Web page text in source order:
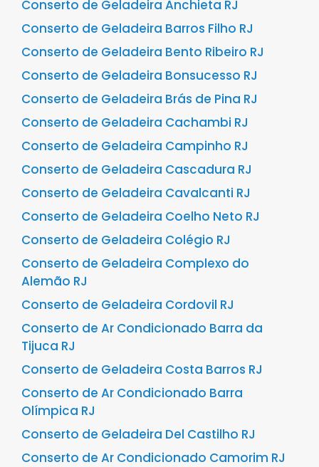
Conserto de Geladeira Anchieta RJ
Conserto de Geladeira Barros Filho RJ
Conserto de Geladeira Bento Ribeiro RJ
Conserto de Geladeira Bonsucesso RJ
Conserto de Geladeira Brás de Pina RJ
Conserto de Geladeira Cachambi RJ
Conserto de Geladeira Campinho RJ
Conserto de Geladeira Cascadura RJ
Conserto de Geladeira Cavalcanti RJ
Conserto de Geladeira Coelho Neto RJ
Conserto de Geladeira Colégio RJ
Conserto de Geladeira Complexo do
Alemão RJ
Conserto de Geladeira Cordovil RJ
Conserto de Ar Condicionado Barra da
Tijuca RJ
Conserto de Geladeira Costa Barros RJ
Conserto de Ar Condicionado Barra
Olímpica RJ
Conserto de Geladeira Del Castilho RJ
Conserto de Ar Condicionado Camorim RJ